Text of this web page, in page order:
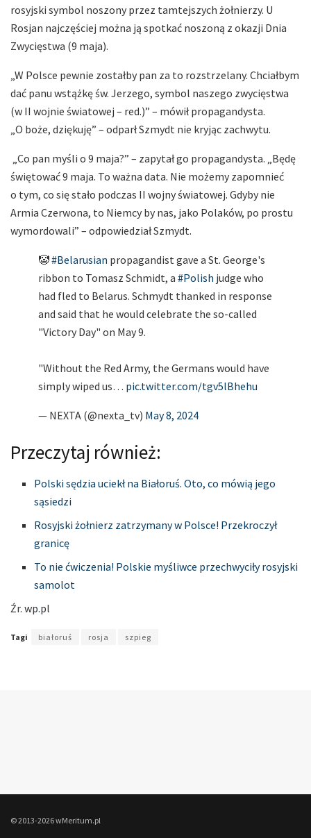
rosyjski symbol noszony przez tamtejszych żołnierzy. U
Rosjan najczęściej można ją spotkać noszoną z okazji Dnia
Zwycięstwa (9 maja).
„W Polsce pewnie zostałby pan za to rozstrzelany. Chciałbym
dać panu wstążkę św. Jerzego, symbol naszego zwycięstwa
(w II wojnie światowej – red.)” – mówił propagandysta.
„O boże, dziękuję” – odparł Szmydt nie kryjąc zachwytu.
„Co pan myśli o 9 maja?” – zapytał go propagandysta. „Będę
świętować 9 maja. To ważna data. Nie możemy zapomnieć
o tym, co się stało podczas II wojny światowej. Gdyby nie
Armia Czerwona, to Niemcy by nas, jako Polaków, po prostu
wymordowali” – odpowiedział Szmydt.
🤡#Belarusian propagandist gave a St. George's
ribbon to Tomasz Schmidt, a #Polish judge who
had fled to Belarus. Schmydt thanked in response
and said that he would celebrate the so-called
"Victory Day" on May 9.
"Without the Red Army, the Germans would have
simply wiped us… pic.twitter.com/tgv5lBhehu
— NEXTA (@nexta_tv) May 8, 2024
Przeczytaj również:
Polski sędzia uciekł na Białoruś. Oto, co mówią jego
sąsiedzi
Rosyjski żołnierz zatrzymany w Polsce! Przekroczył
granicę
To nie ćwiczenia! Polskie myśliwce przechwyciły rosyjski
samolot
Źr. wp.pl
Tagi białoruś rosja szpieg
© 2013-2026 wMeritum.pl